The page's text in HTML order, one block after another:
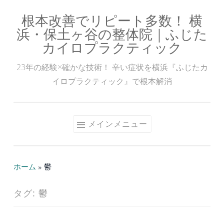
ン
根本改善でリピート多数！ 横
浜・保土ヶ谷の整体院｜ふじた
カイロプラクティック
23年の経験×確かな技術！ 辛い症状を横浜『ふじたカ
イロプラクティック』で根本解消
メインメニュー
ホーム » 鬱
タグ: 鬱